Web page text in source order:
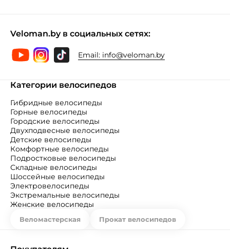
Veloman.by в социальных сетях:
Email: info@veloman.by
Категории велосипедов
Гибридные велосипеды
Горные велосипеды
Городские велосипеды
Двухподвесные велосипеды
Детские велосипеды
Комфортные велосипеды
Подростковые велосипеды
Складные велосипеды
Шоссейные велосипеды
Электровелосипеды
Экстремальные велосипеды
Женские велосипеды
Веломастерская Прокат велосипедов